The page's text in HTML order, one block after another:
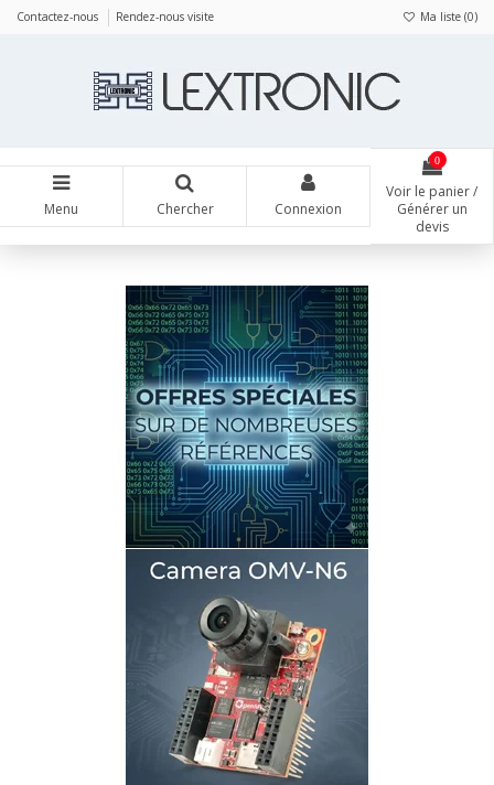
Contactez-nous Rendez-nous visite Ma liste (0)
Menu Chercher Connexion
0
Voir le panier /
Générer un
devis
Panneau de gestion des cookies